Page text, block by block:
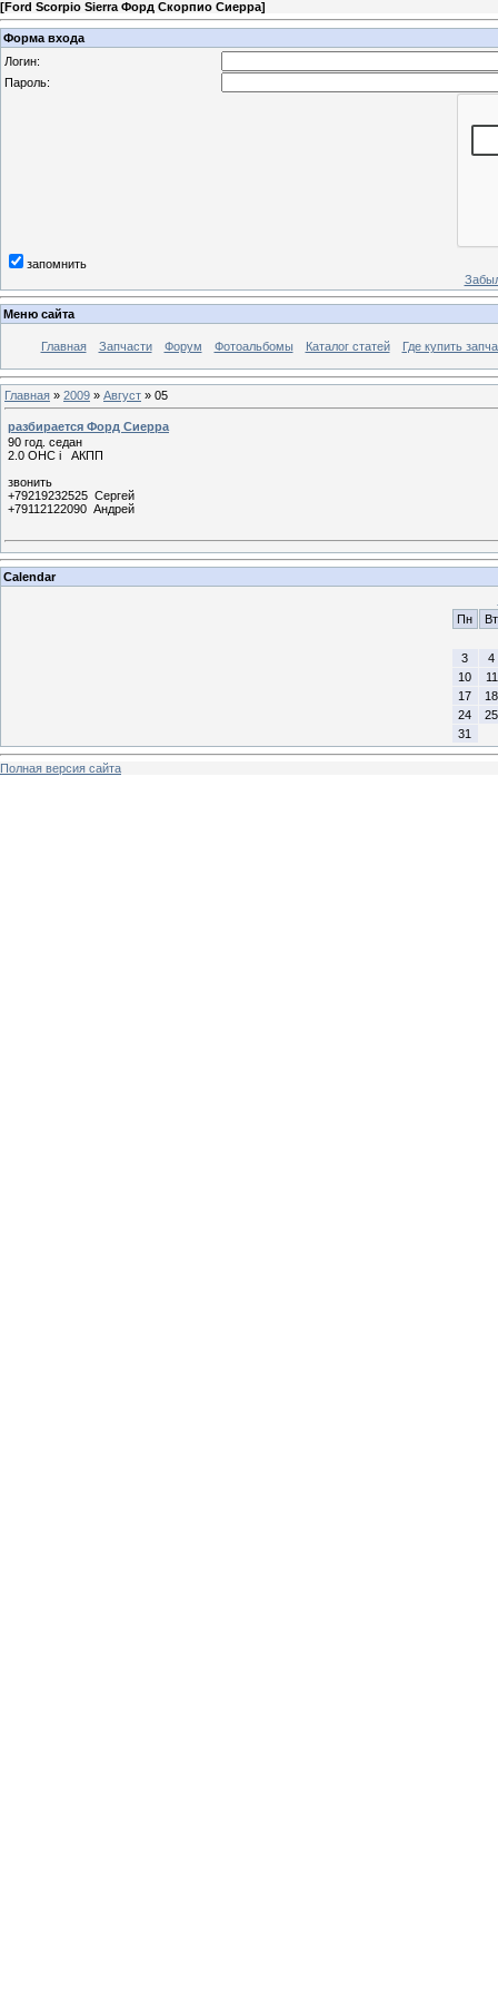
[Ford Scorpio Sierra Форд Скорпио Сиерра]
Форма входа
Логин:
Пароль:
запомнить
Меню сайта
Главная Запчасти Форум Фотоальбомы Каталог статей Где купить
Главная » 2009 » Август » 05
разбирается Форд Сиерра
90 год. седан
2.0 ОНС i АКПП
звонить
+79219232525 Сергей
+79112122090 Андрей
Calendar
Пн
Вт
3
4
10
11
17
18
24
25
31
Полная версия сайта